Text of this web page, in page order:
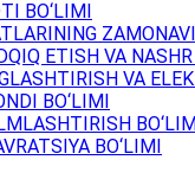
BO‘LIMI
ETISH VA
VA
BO‘LIMI
BO‘LIMI